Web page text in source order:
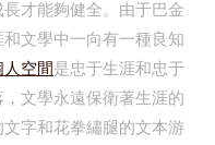
才能夠健全。由于巴金
文學中一向有一種良知
人空間是忠于生涯和忠于
文學永遠保衛著生涯的
字和花拳繡腿的文本游